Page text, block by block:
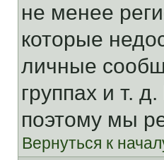
не менее
которые
личные
группах и т.
поэтому мы
Вернуться к